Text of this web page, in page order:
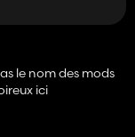
le nom des mods
ici